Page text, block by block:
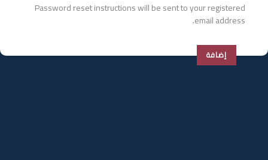
Password reset instructions will be sent to your registered
email address.